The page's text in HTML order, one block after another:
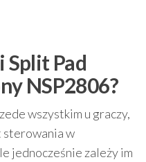
Split Pad
NSP2806?
wszystkim u graczy,
sterowania w
jednocześnie zależy im